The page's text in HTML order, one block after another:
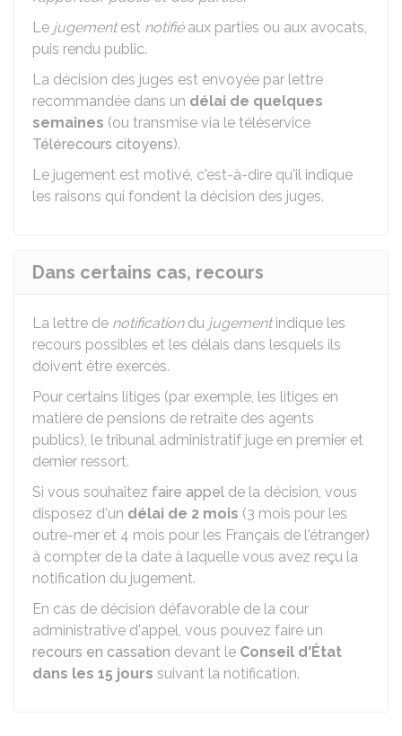
Le jugementest notifiéaux parties ou aux avocats,
puis rendu public.
La décision des juges est envoyée par lettre
recommandée dans un délai de quelques
semaines (ou transmise via le téléservice
Télérecours citoyens).
Le jugement est motivé, c'est-à-dire qu'il indique
les raisons qui fondent la décision des juges.
Dans certains cas, recours
La lettre de notificationdu jugementindique les
recours possibles et les délais dans lesquels ils
doivent être exercés.
Pour certains litiges (par exemple, les litiges en
matière de pensions de retraite des agents
publics), le tribunal administratif juge en premier et
dernier ressort.
Si vous souhaitez faire appel de la décision, vous
disposez d'un délai de 2 mois (3 mois pour les
outre-mer et 4 mois pour les Français de l'étranger)
à compter de la date à laquelle vous avez reçu la
notification du jugement.
En cas de décision défavorable de la cour
administrative d'appel, vous pouvez faire un
recours en cassation devant le Conseil d'État
dans les 15 jours suivant la notification.